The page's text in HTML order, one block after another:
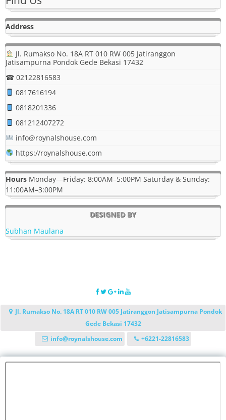
Address
Jl. Rumakso No. 18A RT 010 RW 005 Jatiranggon
Jatisampurna Pondok Gede Bekasi 17432
☎ 02122816583
0817616194
0818201336
081212407272
info@roynalshouse.com
https://roynalshouse.com
Hours Monday—Friday: 8:00AM–5:00PM Saturday & Sunday:
11:00AM–3:00PM
DESIGNED BY
Subhan Maulana
Jl. Rumakso No. 18A RT 010 RW 005 Jatiranggon Jatisampurna Pondok
Gede Bekasi 17432
info@roynalshouse.com
+6221-22816583